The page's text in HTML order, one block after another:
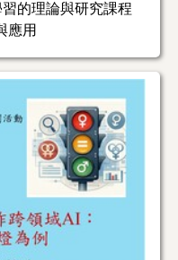
的理論與研究課程
應用